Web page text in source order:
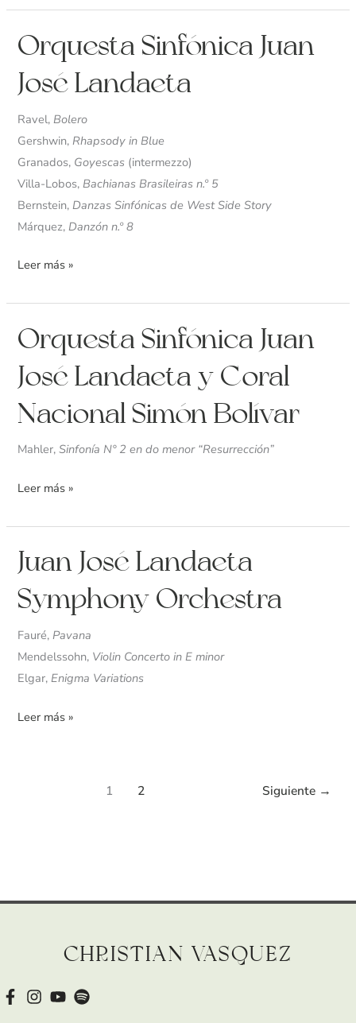
Orquesta Sinfónica Juan
José Landaeta
Ravel,Bolero
Gershwin,Rhapsody in Blue
Granados, Goyescas (intermezzo)
Villa-Lobos,Bachianas Brasileiras n.º 5
Bernstein,Danzas Sinfónicas de West Side Story
Márquez,Danzón n.º 8
Orquesta
Sinfónica
Juan
Landaeta
Leer más »
Orquesta Sinfónica Juan
José Landaeta y Coral
Nacional Simón Bolívar
Mahler,Sinfonía N° 2 en do menor “Resurrección”
Orquesta
Sinfónica
Juan
Landaeta
Nacional
Bolívar
Leer más »
Juan José Landaeta
Symphony Orchestra
Fauré,Pavana
Mendelssohn, Violin Concerto in E minor
Elgar,Enigma Variations
Juan
José
Landaeta
Symphony
Orchestra
Leer más »
1 2 Siguiente →
Christian Vasquez